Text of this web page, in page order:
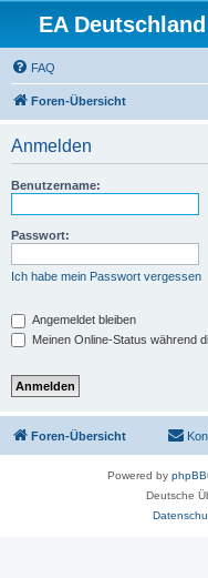
EA
FAQ
Foren-Übersicht
Anmelden
Benutzername:
Passwort:
Ich habe mein Passwort vergessen
Angemeldet bleiben
Meinen Online-Status während
Foren-Übersicht
Powered by phpBB
Deutsche